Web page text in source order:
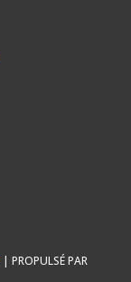
| PROPULSÉ PAR